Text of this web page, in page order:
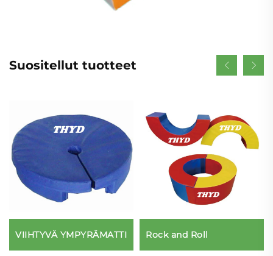
Suositellut tuotteet
VIIHTYVÄ YMPYRÄMATTI Rock and Roll